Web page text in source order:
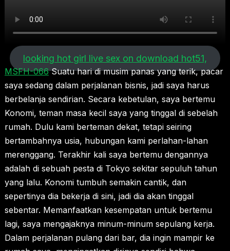
looking hot girl live sex on download hot51,
MSFH-066Suatu hari di musim panas yang terik, pacar
saya sedang dalam perjalanan bisnis, jadi saya harus
berbelanja sendirian. Secara kebetulan, saya bertemu
Konomi, teman masa kecil saya yang tinggal di sebelah
rumah. Dulu kami berteman dekat, tetapi seiring
bertambahnya usia, hubungan kami perlahan-lahan
merenggang. Terakhir kali saya bertemu dengannya
adalah di sebuah pesta di Tokyo sekitar sepuluh tahun
yang lalu. Konomi tumbuh semakin cantik, dan
sepertinya dia bekerja di sini, jadi dia akan tinggal
sebentar. Memanfaatkan kesempatan untuk bertemu
lagi, saya mengajaknya minum-minum sepulang kerja.
Dalam perjalanan pulang dari bar, dia ingin mampir ke